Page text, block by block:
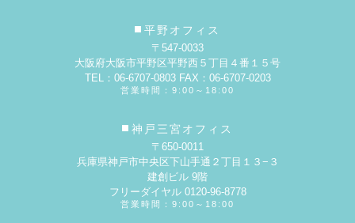
平野オフィス
〒547-0033
大阪府大阪市平野区平野西５丁目４番１５号
TEL：06-6707-0803 FAX：06-6707-0203
営業時間：9:00～18:00
神戸三宮オフィス
〒650-0011
兵庫県神戸市中央区下山手通２丁目１３−３
建創ビル 9階
フリーダイヤル 0120-96-8778
営業時間：9:00～18:00